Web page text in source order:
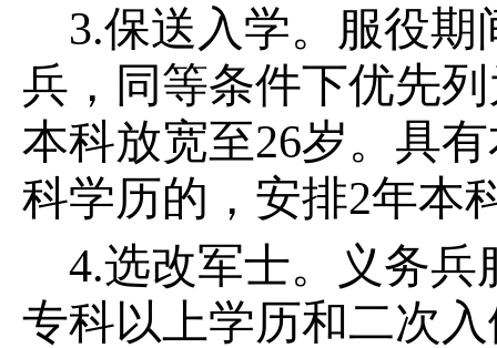
3.保送入学。服役
兵，同等条件下优先
本科放宽至26岁。具
科学历的，安排2年本
4.选改军士。义务
专科以上学历和二次